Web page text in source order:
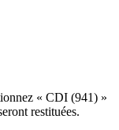
« CDI (941) »
restituées.